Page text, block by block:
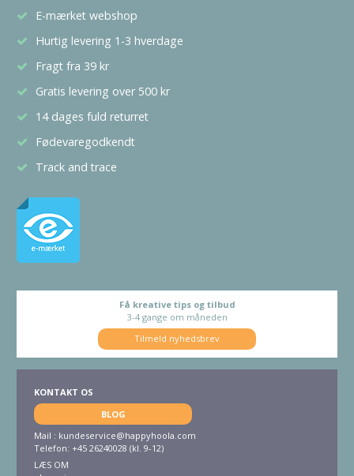
E-mærket webshop
Hurtig levering 1-3 hverdage
Fragt fra 39 kr
Gratis levering over 500 kr
14 dages fuld returret
Fødevaregodkendt
Track and trace
Få kreative tips og tilbud
3-4 gange om måneden
Tilmeld nyhedsbrev
KONTAKT OS
BLOG
Mail : kundeservice@happyhoola.com
Telefon: +45 26240028 (kl. 9-12)
LÆS OM